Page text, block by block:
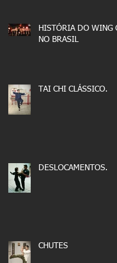
HISTÓRIA DO WING
NO BRASIL
TAI CHI CLÁSSICO.
DESLOCAMENTOS.
CHUTES